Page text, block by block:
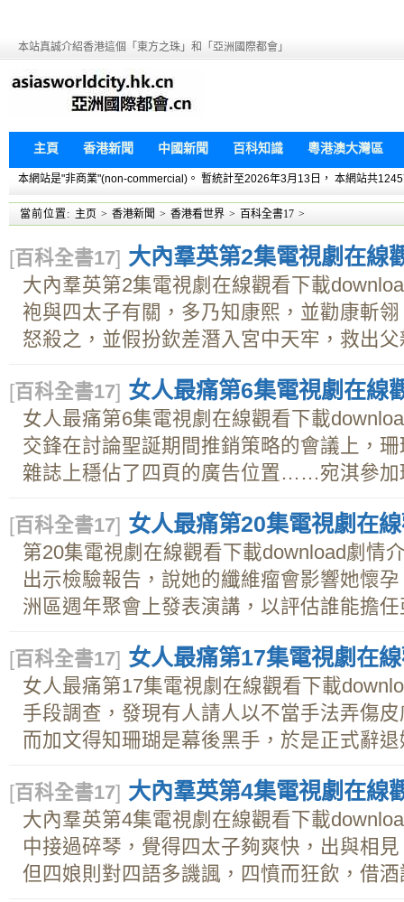
本站真誠介紹香港這個「東方之珠」和「亞洲國際都會」
主頁 香港新聞 中國新聞 百科知識 粵港澳大灣區
本網站是"非商業"(non-commercial)。 暫統計至2026年3月13日， 本網站共
當前位置: 主页 > 香港新聞 > 香港看世界 > 百科全書17 >
[百科全書17] 大內羣英第2集電視劇在線
大內羣英第2集電視劇在線觀看下載
袍與四太子有關，多乃知康熙，並勸康斬
怒殺之，並假扮欽差潛入宮中天牢，救出
[百科全書17] 女人最痛第6集電視劇在線
女人最痛第6集電視劇在線觀看下載
交鋒在討論聖誕期間推銷策略的會議上，
雜誌上穩佔了四頁的廣告位置……宛淇參加
[百科全書17] 女人最痛第20集電視劇在
第20集電視劇在線觀看下載download劇情
出示檢驗報告，說她的纖維瘤會影響她懷
洲區週年聚會上發表演講，以評估誰能擔
[百科全書17] 女人最痛第17集電視劇在
女人最痛第17集電視劇在線觀看下載
手段調查，發現有人請人以不當手法弄傷
而加文得知珊瑚是幕後黑手，於是正式辭
[百科全書17] 大內羣英第4集電視劇在線
大內羣英第4集電視劇在線觀看下載
中接過碎琴，覺得四太子夠爽快，出與相
但四娘則對四語多譏諷，四憤而狂飲，借